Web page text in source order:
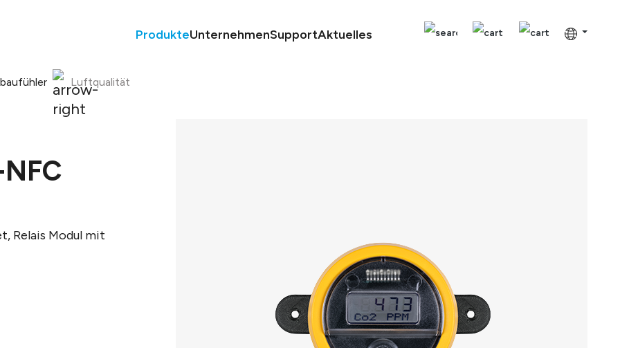
ProdukteUnternehmenSupportAktuelles
Luftqualität
Relais Modul mit